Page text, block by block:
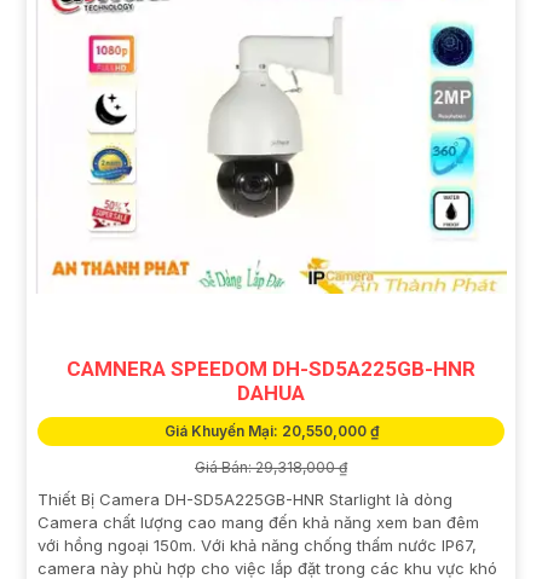
CAMNERA SPEEDOM DH-SD5A225GB-HNR
DAHUA
Giá Khuyến Mại: 20,550,000 ₫
Giá Bán: 29,318,000 ₫
Thiết Bị Camera DH-SD5A225GB-HNR Starlight là dòng
Camera chất lượng cao mang đến khả năng xem ban đêm
với hồng ngoại 150m. Với khả năng chống thấm nước IP67,
camera này phù hợp cho việc lắp đặt trong các khu vực khó